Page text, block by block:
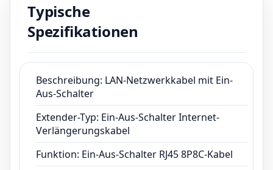
Vorlaufzeit: Probe 3 Tage, Massenproduktion
15 Tage
Zahlungsbedingung: TT, Paypal, Kreditkarte
Zertifikat:ISO13485,CE,ROHS,FCC
Typische
Spezifikationen
Beschreibung: LAN-Netzwerkkabel mit Ein-
Aus-Schalter
Extender-Typ: Ein-Aus-Schalter Internet-
Verlängerungskabel
Funktion: Ein-Aus-Schalter RJ45 8P8C-Kabel